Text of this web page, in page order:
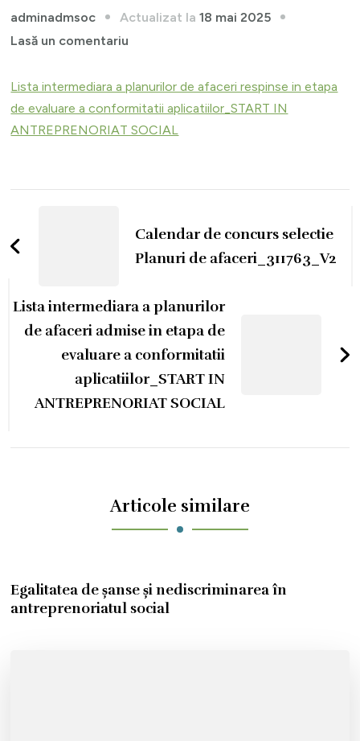
adminadmsoc Actualizat la18 mai 2025
Lasă un comentariu
intermediara
a
planurilor
respinse
etapa
de
a
conformitatii
aplicatiilor_START
ANTREPRENORIAT
SOCIAL
Lista intermediara a planurilor de afaceri respinse in etapa
de evaluare a conformitatii aplicatiilor_START IN
ANTREPRENORIAT SOCIAL
în
articole
Calendar de concurs selectie
Planuri de afaceri_311763_V2
Lista intermediara a planurilor
de afaceri admise in etapa de
evaluare a conformitatii
aplicatiilor_START IN
ANTREPRENORIAT SOCIAL
Articole similare
Egalitatea de șanse și nediscriminarea în
antreprenoriatul social